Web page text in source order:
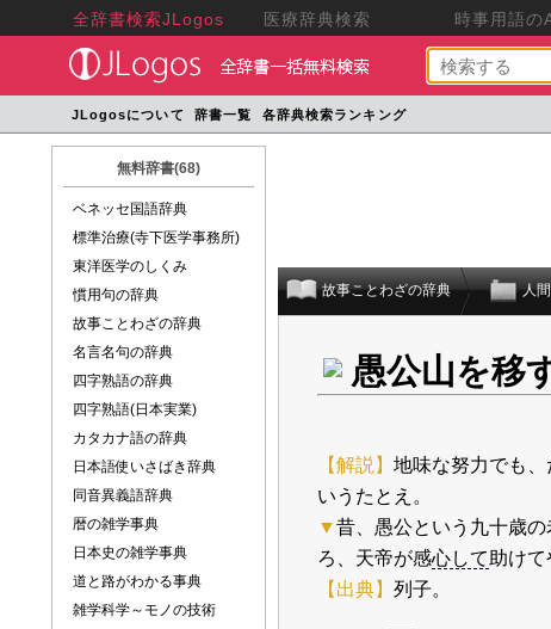
全辞書検索JLogos 医療辞典検索 時事用語の
JLogosについて 辞書一覧 各辞典検索ランキング
無料辞書(68)
ベネッセ国語辞典
標準治療(寺下医学事務所)
東洋医学のしくみ
慣用句の辞典
故事ことわざの辞典
名言名句の辞典
四字熟語の辞典
四字熟語(日本実業)
カタカナ語の辞典
日本語使いさばき辞典
同音異義語辞典
暦の雑学事典
日本史の雑学事典
道と路がわかる事典
雑学科学～モノの技術
故事ことわざの辞典 人間
愚公山を移
【解説】 地味な努力でも
いうたとえ。
▼昔、愚公という九十歳
ろ、天帝が感心して 助けて
【出典】 列子。